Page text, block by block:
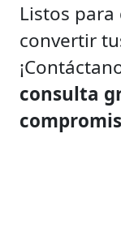
Listos
convertir
consulta